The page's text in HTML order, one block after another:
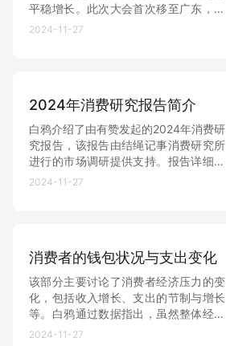
培训课程
有赞商盟
商家社区 社群交流
认证服务商 设计服务商
有赞云 数据通服务
平稳增长。此次大会首次移至广东，汇
聚行业创新与实践分享。全天有32个运
2024-11-27
2024年消费研究报告简介
白鸦介绍了由有赞发起的2024年消费研
究报告，该报告由结绳记事消费研究所
进行的市场调研提供支持。报告详细分
析了中国消费者的消费行为及其变化趋
2024-11-27
消费者的钱包状况与支出变化
该部分主要讨论了消费者经济压力的变
化，包括收入增长、支出的节制与增长
等。白鸦通过数据指出，虽然整体经济
压力有所上升，但在2024年秋季后消费
2024-11-27